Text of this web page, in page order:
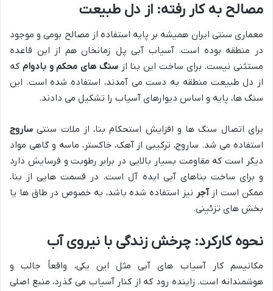
مصالح به کار رفته: از دل طبیعت
معماری سنتی ایران همیشه بر پایه استفاده از مصالح بومی و موجود
در منطقه بوده است. آسیاب آبی پل زمانخان هم از این قاعده
مستثنی نیست. برای ساخت این بنا ازسنگ های محکم و بادوام که
از دل طبیعت منطقه به دست می آمدند، استفاده شده است. این
سنگ ها، پایه و اساس دیوارهای آسیاب را تشکیل می دادند.
برای اتصال سنگ ها و افزایش استحکام بنا، از ملات سنتی ساروج
استفاده می شد. ساروج، ترکیبی از آهک، خاکستر، ماسه و گاهی مواد
دیگر است که مقاومت بسیار بالایی در برابر رطوبت و فرسایش دارد
و برای ساخت بناهای آبی ایده آل است. در قسمت هایی از بنا،
ممکن است ازآجر نیز استفاده شده باشد، به خصوص در طاق ها یا
بخش های تزئینی.
نحوه کارکرد: چرخش زندگی با نیروی آب
مکانیسم کار آسیاب های آبی مثل این یکی، واقعاً جالب و
هوشمندانه است. زاینده رود که از کنار آسیاب می گذرد، منبع اصلی